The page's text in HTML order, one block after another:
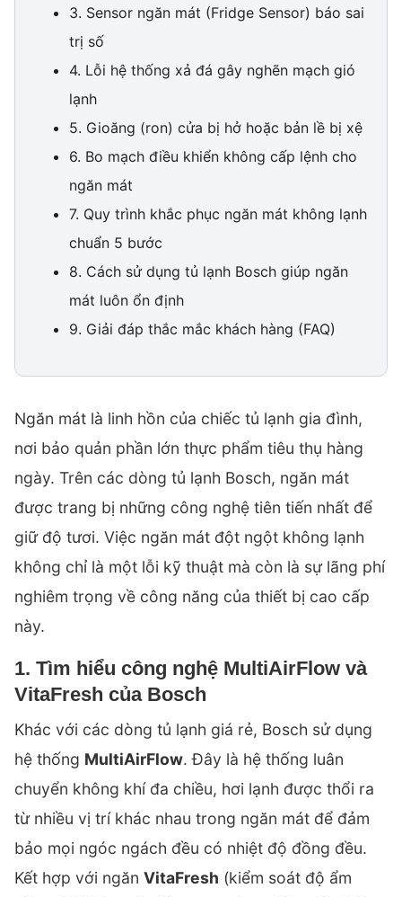
3. Sensor ngăn mát (Fridge Sensor) báo sai
trị số
4. Lỗi hệ thống xả đá gây nghẽn mạch gió
lạnh
5. Gioăng (ron) cửa bị hở hoặc bản lề bị xệ
6. Bo mạch điều khiển không cấp lệnh cho
ngăn mát
7. Quy trình khắc phục ngăn mát không lạnh
chuẩn 5 bước
8. Cách sử dụng tủ lạnh Bosch giúp ngăn
mát luôn ổn định
9. Giải đáp thắc mắc khách hàng (FAQ)
Ngăn mát là linh hồn của chiếc tủ lạnh gia đình,
nơi bảo quản phần lớn thực phẩm tiêu thụ hàng
ngày. Trên các dòng tủ lạnh Bosch, ngăn mát
được trang bị những công nghệ tiên tiến nhất để
giữ độ tươi. Việc ngăn mát đột ngột không lạnh
không chỉ là một lỗi kỹ thuật mà còn là sự lãng phí
nghiêm trọng về công năng của thiết bị cao cấp
này.
1. Tìm hiểu công nghệ MultiAirFlow và
VitaFresh của Bosch
Khác với các dòng tủ lạnh giá rẻ, Bosch sử dụng
hệ thống MultiAirFlow. Đây là hệ thống luân
chuyển không khí đa chiều, hơi lạnh được thổi ra
từ nhiều vị trí khác nhau trong ngăn mát để đảm
bảo mọi ngóc ngách đều có nhiệt độ đồng đều.
Kết hợp với ngăn VitaFresh (kiểm soát độ ẩm